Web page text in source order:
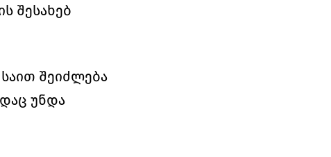
შესახებ
შეიძლება
უნდა